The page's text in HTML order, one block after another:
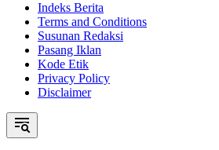
Indeks Berita
Terms and Conditions
Susunan Redaksi
Pasang Iklan
Kode Etik
Privacy Policy
Disclaimer